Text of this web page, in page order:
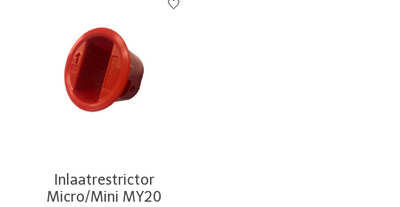
Inlaatrestrictor
Micro/Mini MY20